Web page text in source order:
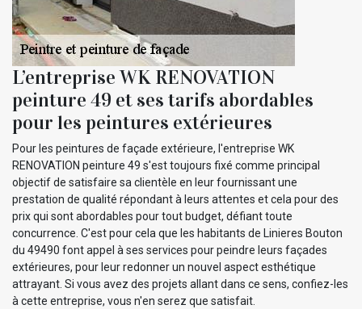
L’entreprise WK RENOVATION
peinture 49 et ses tarifs abordables
pour les peintures extérieures
Pour les peintures de façade extérieure, l'entreprise WK
RENOVATION peinture 49 s'est toujours fixé comme principal
objectif de satisfaire sa clientèle en leur fournissant une
prestation de qualité répondant à leurs attentes et cela pour des
prix qui sont abordables pour tout budget, défiant toute
concurrence. C'est pour cela que les habitants de Linieres Bouton
du 49490 font appel à ses services pour peindre leurs façades
extérieures, pour leur redonner un nouvel aspect esthétique
attrayant. Si vous avez des projets allant dans ce sens, confiez-les
à cette entreprise, vous n'en serez que satisfait.